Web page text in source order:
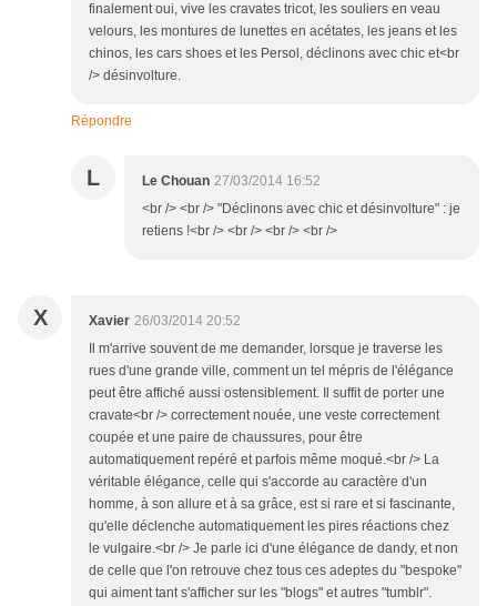
finalement oui, vive les cravates tricot, les souliers en veau
velours, les montures de lunettes en acétates, les jeans et les
chinos, les cars shoes et les Persol, déclinons avec chic et<br
/> désinvolture.
Répondre
L Le Chouan 27/03/2014 16:52
<br /> <br /> "Déclinons avec chic et désinvolture" : je
retiens !<br /> <br /> <br /> <br />
X Xavier 26/03/2014 20:52
Il m'arrive souvent de me demander, lorsque je traverse les
rues d'une grande ville, comment un tel mépris de l'élégance
peut être affiché aussi ostensiblement. Il suffit de porter une
cravate<br /> correctement nouée, une veste correctement
coupée et une paire de chaussures, pour être
automatiquement repéré et parfois même moqué.<br /> La
véritable élégance, celle qui s'accorde au caractère d'un
homme, à son allure et à sa grâce, est si rare et si fascinante,
qu'elle déclenche automatiquement les pires réactions chez
le vulgaire.<br /> Je parle ici d'une élégance de dandy, et non
de celle que l'on retrouve chez tous ces adeptes du "bespoke"
qui aiment tant s'afficher sur les "blogs" et autres "tumblr".